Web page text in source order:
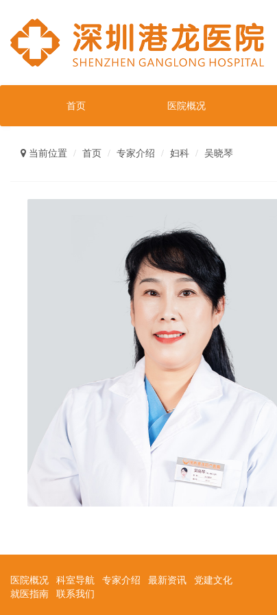
首页 医院概况
当前位置 首页 专家介绍 妇科 吴晓琴
医院概况 科室导航 专家介绍 最新资讯
党建文化
就医指南
联系我们